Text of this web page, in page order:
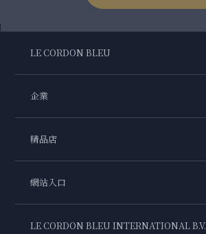
LE CORDON BLEU
企業
精品店
網站入口
LE CORDON BLEU INTERNATIONAL B.V.